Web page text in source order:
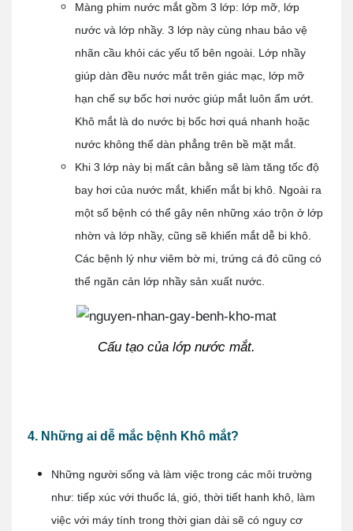
Màng phim nước mắt gồm 3 lớp: lớp mỡ, lớp
nước và lớp nhầy. 3 lớp này cùng nhau bảo vệ
nhãn cầu khỏi các yếu tố bên ngoài. Lớp nhầy
giúp dàn đều nước mắt trên giác mạc, lớp mỡ
hạn chế sự bốc hơi nước giúp mắt luôn ẩm ướt.
Khô mắt là do nước bị bốc hơi quá nhanh hoặc
nước không thể dàn phẳng trên bề mặt mắt.
Khi 3 lớp này bị mất cân bằng sẽ làm tăng tốc độ
bay hơi của nước mắt, khiến mắt bị khô. Ngoài ra
một số bệnh có thể gây nên những xáo trộn ở lớp
nhờn và lớp nhầy, cũng sẽ khiến mắt dễ bi khô.
Các bệnh lý như viêm bờ mi, trứng cá đỏ cũng có
thể ngăn cản lớp nhầy sản xuất nước.
Cấu tạo của lớp nước mắt.
4. Những ai dễ mắc bệnh Khô mắt?
Những người sống và làm việc trong các môi trường
như: tiếp xúc với thuốc lá, gió, thời tiết hanh khô, làm
việc với máy tính trong thời gian dài sẽ có nguy cơ